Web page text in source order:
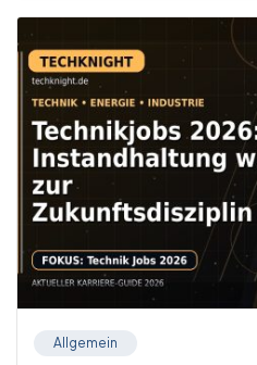
Allgemein